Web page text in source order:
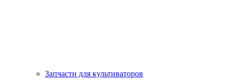
Запчасти для культиваторов